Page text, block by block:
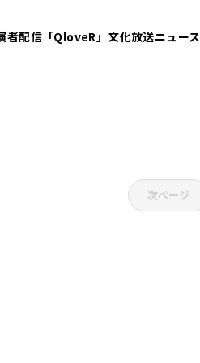
者配信「QloveR」文化放送ニュース
次ページ